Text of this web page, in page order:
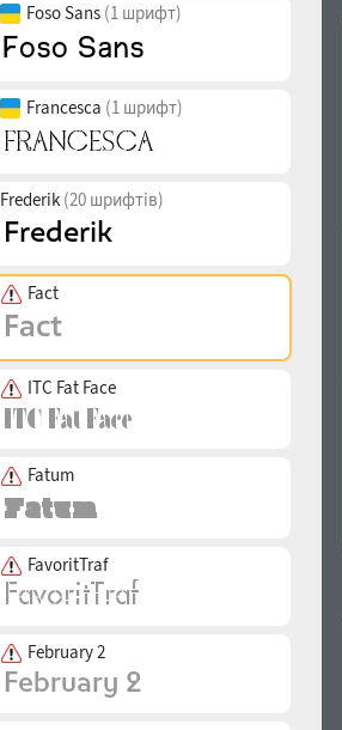
Foso Sans (1 шрифт)
Francesca (1 шрифт)
Frederik (20 шрифтів)
Fact
ITC Fat Face
Fatum
FavoritTraf
February 2